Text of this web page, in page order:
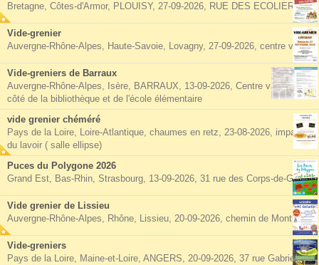
Bretagne, Côtes-d'Armor, PLOUISY, 27-09-2026, RUE DES ECOLIERS
Vide-grenier
Auvergne-Rhône-Alpes, Haute-Savoie, Lovagny, 27-09-2026, centre village
Vide-greniers de Barraux
Auvergne-Rhône-Alpes, Isère, BARRAUX, 13-09-2026, Centre village à
côté de la bibliothèque et de l'école élémentaire
vide grenier chéméré
Pays de la Loire, Loire-Atlantique, chaumes en retz, 23-08-2026, impasse
du lavoir ( salle ellipse)
Puces du Polygone 2026
Grand Est, Bas-Rhin, Strasbourg, 13-09-2026, 31 rue des Corps-de-Garde
Vide grenier de Lissieu
Auvergne-Rhône-Alpes, Rhône, Lissieu, 20-09-2026, chemin de Montluzin
Vide-greniers
Pays de la Loire, Maine-et-Loire, ANGERS, 20-09-2026, 37 rue Gabriel